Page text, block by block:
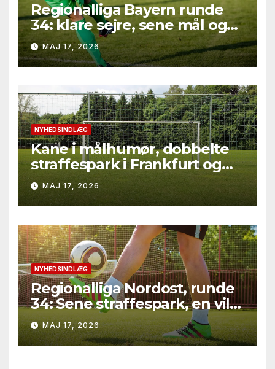
Regionalliga Bayern runde
34: klare sejre, sene mål og
straffesparksafgørelser
MAJ 17, 2026
NYHEDSINDLÆG
Kane i målhumør, dobbelte
straffespark i Frankfurt og
rødt kort i Gladbach – hele
runde 34 fra Bundesliga
2025/26
MAJ 17, 2026
NYHEDSINDLÆG
Regionalliga Nordost, runde
34: Sene straffespark, en vild
vending i Leipzig og en
firkantsopvisning fra Baro
MAJ 17, 2026